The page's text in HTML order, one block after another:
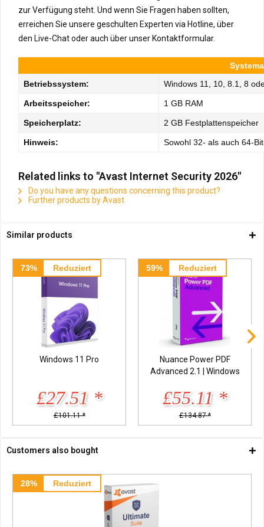
zur Verfügung steht. Und wenn Sie Fragen haben sollten,
erreichen Sie unsere geschulten Experten via Hotline, über
den Live-Chat oder auch über unser Kontaktformular.
Betriebssystem:
Windows 11, 10, 8.1, 8
Arbeitsspeicher: 1 GB RAM
Speicherplatz: 2 GB Festplattenspeicher
Hinweis: Sowohl 32- als auch 64-
Related links to "Avast Internet Security 2026"
Do you have any questions concerning this product?
Further products by Avast
Similar products
73% Reduziert
Windows 11 Pro
£27.51 *
£101.11 *
59% Reduziert
Nuance Power PDF
Advanced 2.1 | Windows
£55.11 *
£134.87 *
Customers also bought
28% Reduziert